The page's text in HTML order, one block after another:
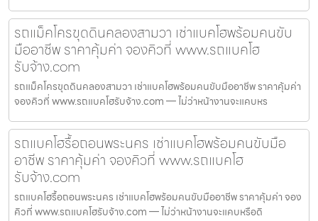
รถแม็คโครขุดดินคลองสามวา เช่าแบคโฮพร้อมคนขับ
มืออาชีพ ราคาคุ้มค่า จองคิวที่ www.รถแบคโฮ
รับจ้าง.com
รถแม็คโครขุดดินคลองสามวา เช่าแบคโฮพร้อมคนขับมืออาชีพ ราคาคุ้มค่า
จองคิวที่ www.รถแบคโฮรับจ้าง.com — ไม่ว่าหน้างานจะแคบหร
รถแบคโฮรื้อถอนพระนคร เช่าแบคโฮพร้อมคนขับมือ
อาชีพ ราคาคุ้มค่า จองคิวที่ www.รถแบคโฮ
รับจ้าง.com
รถแบคโฮรื้อถอนพระนคร เช่าแบคโฮพร้อมคนขับมืออาชีพ ราคาคุ้มค่า จอง
คิวที่ www.รถแบคโฮรับจ้าง.com — ไม่ว่าหน้างานจะแคบหรือดิ